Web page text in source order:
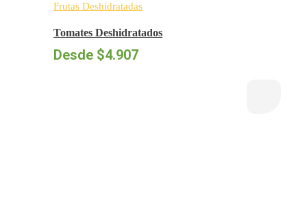
Frutas Deshidratadas
Tomates Deshidratados
Desde $4.907